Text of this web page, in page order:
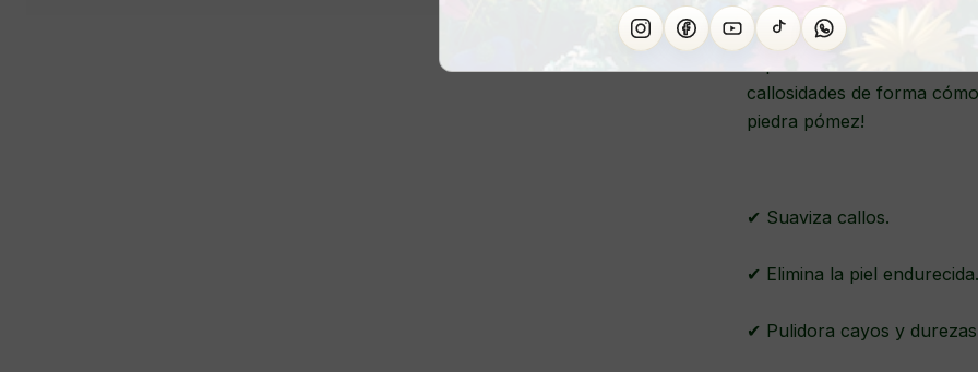
Ideal para utilizar en casa
imprescindible en tu rutina
callosidades de forma
piedra pómez!
✔ Suaviza callos.
✔ Elimina la piel endurecida.
✔ Pulidora cayos y